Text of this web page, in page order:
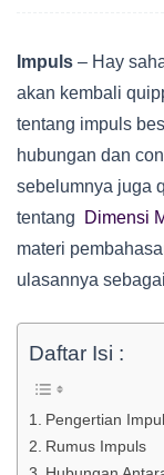
Impuls – Hay
akan kembali
tentang impuls
hubungan dan
sebelumnya juga
tentang
Dimensi
materi
ulasannya
Daftar Isi :
Pengertian
Rumus Impuls